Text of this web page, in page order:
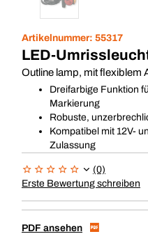
Artikelnummer: 55317
LED-
Outline lamp, mit flexiblem
Dreifarbige Funktion
Markierung
Robuste,
Kompatibel mit 12V-
Zulassung
(0)
Erste Bewertung schreiben
PDF ansehen